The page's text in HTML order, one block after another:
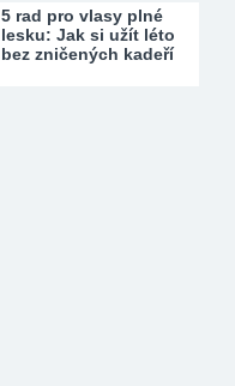
5 rad pro vlasy plné
lesku: Jak si užít léto
bez zničených kadeří